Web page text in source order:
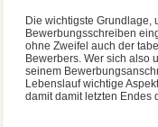
Die wichtigste Grundlage,
Bewerbungsschreiben
ohne Zweifel auch der
Bewerbers. Wer sich also
seinem
Lebenslauf wichtige
damit damit letzten Endes